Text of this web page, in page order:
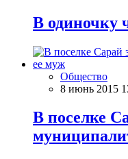
В одиночку
Общество
8 июнь 2015
В поселке